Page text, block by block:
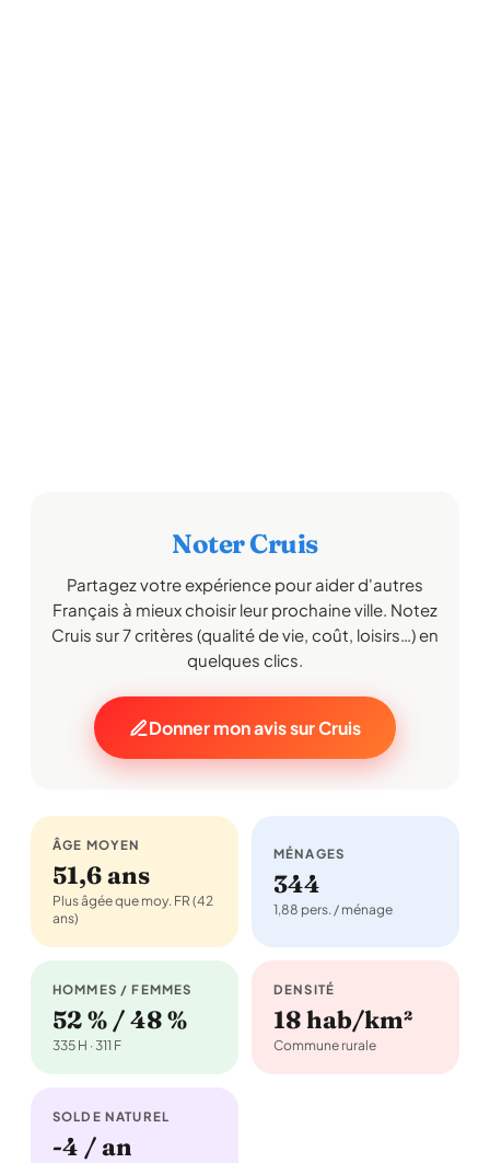
Noter Cruis
Partagez votre expérience pour aider d'autres
Français à mieux choisir leur prochaine ville. Notez
Cruis sur 7 critères (qualité de vie, coût, loisirs…) en
quelques clics.
Donner mon avis sur Cruis
ÂGE MOYEN
51,6 ans
Plus âgée que moy. FR (42
ans)
MÉNAGES
344
1,88 pers. / ménage
HOMMES / FEMMES
52 % / 48 %
335 H · 311 F
DENSITÉ
18 hab/km²
Commune rurale
SOLDE NATUREL
-4 / an